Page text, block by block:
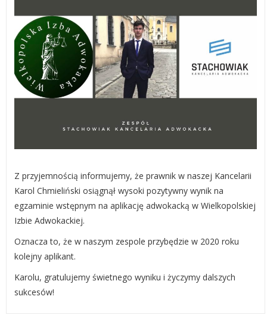
Z przyjemnością informujemy, że prawnik w naszej Kancelarii
Karol Chmieliński osiągnął wysoki pozytywny wynik na
egzaminie wstępnym na aplikację adwokacką w Wielkopolskiej
Izbie Adwokackiej.
Oznacza to, że w naszym zespole przybędzie w 2020 roku
kolejny aplikant.
Karolu, gratulujemy świetnego wyniku i życzymy dalszych
sukcesów!